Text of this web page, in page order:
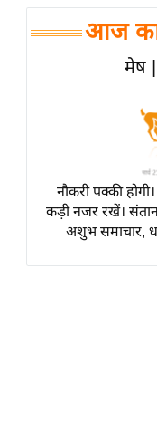
बॉलीवुड
हॉलीवुड
फिल्म
टेक्नॉलॉजी
ब्यूटी/फैशन
घरेलू नुस्खे
आज का
मेष
नौकरी पक्की
कड़ी नजर रखें। संतान
अशुभ समाचार,